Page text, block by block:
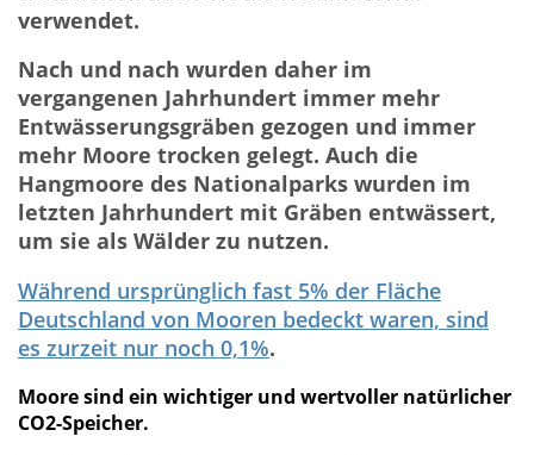
verwendet.
Nach und nach wurden daher im
vergangenen Jahrhundert immer mehr
Entwässerungsgräben gezogen und immer
mehr Moore trocken gelegt. Auch die
Hangmoore des Nationalparks wurden im
letzten Jahrhundert mit Gräben entwässert,
um sie als Wälder zu nutzen.
Während ursprünglich fast 5% der Fläche
Deutschland von Mooren bedeckt waren, sind
es zurzeit nur noch 0,1%.
Moore sind ein wichtiger und wertvoller natürlicher
CO2-Speicher.